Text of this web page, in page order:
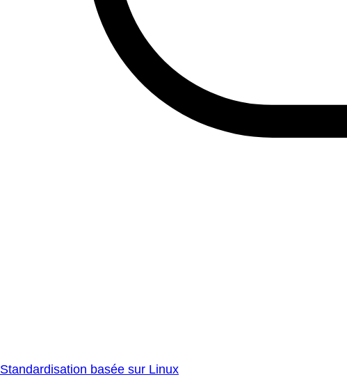
Standardisation basée sur Linux